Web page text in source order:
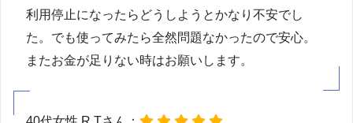
利用停止になったらどうしようとかなり不安でし
た。でも使ってみたら全然問題なかったので安心。
またお金が足りない時はお願いします。